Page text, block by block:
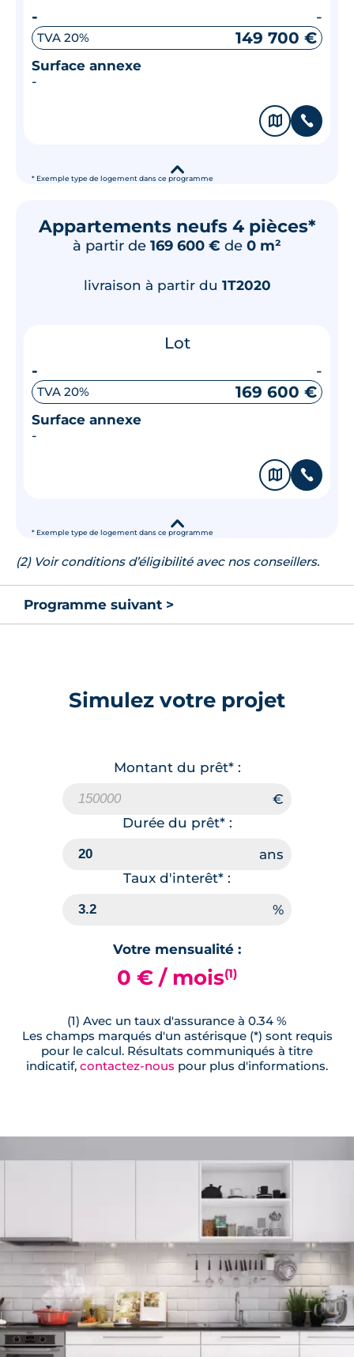
* Exemple type de logement dans ce programme
-
-
TVA 20% 149 700 €
Surface annexe
-
🗞 📞
▾
Appartements neufs 4 pièces*
à partir de 169 600 € de 0 m²
* Exemple type de logement dans ce programme
livraison à partir du 1T2020
Lot
-
-
TVA 20% 169 600 €
Surface annexe
-
🗞 📞
▾
(2) Voir conditions d’éligibilité avec nos conseillers.
Programme suivant >
Simulez votre projet
Montant du prêt* :
Durée du prêt* :
Taux d'interêt* :
Votre mensualité :
0 € / mois(1)
(1) Avec un taux d'assurance à 0.34 %
Les champs marqués d'un astérisque (*) sont requis
pour le calcul. Résultats communiqués à titre
indicatif, contactez-nous pour plus d'informations.